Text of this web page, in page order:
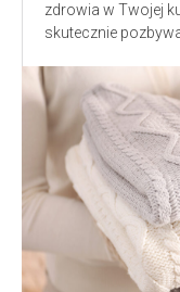
zdrowia w Twojej
skutecznie